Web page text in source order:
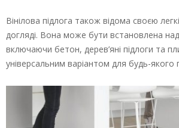
Вінілова підлога також відома своєю
догляді. Вона може бути встановлена
включаючи бетон, дерев’яні підлоги та
універсальним варіантом для будь-якого